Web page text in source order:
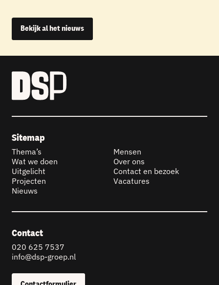
Bekijk al het nieuws
Sitemap
Thema’s
Wat we doen
Uitgelicht
Projecten
Nieuws
Mensen
Over ons
Contact en bezoek
Vacatures
Contact
020 625 7537
info@dsp-groep.nl